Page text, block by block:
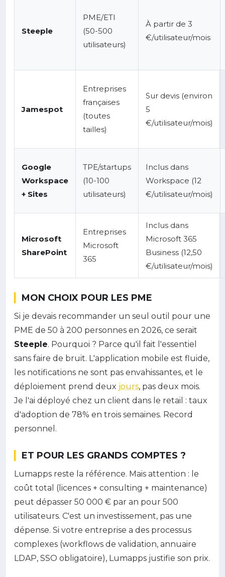
Steeple
PME/ETI
(50-500
utilisateurs)
À partir de 3
€/utilisateur/mois
Jamespot
Entreprises
françaises
(toutes
tailles)
Sur devis (environ
5
€/utilisateur/mois)
Google
Workspace
+ Sites
TPE/startups
(10-100
utilisateurs)
Inclus dans
Workspace (12
€/utilisateur/mois)
Microsoft
SharePoint
Entreprises
Microsoft
365
Inclus dans
Microsoft 365
Business (12,50
€/utilisateur/mois)
MON CHOIX POUR LES PME
Si je devais recommander un seul outil pour une
PME de 50 à 200 personnes en 2026, ce serait
Steeple. Pourquoi ? Parce qu'il fait l'essentiel
sans faire de bruit. L'application mobile est fluide,
les notifications ne sont pas envahissantes, et le
déploiement prend deux jours, pas deux mois.
Je l'ai déployé chez un client dans le retail : taux
d'adoption de 78% en trois semaines. Record
personnel.
ET POUR LES GRANDS COMPTES ?
Lumapps reste la référence. Mais attention : le
coût total (licences + consulting + maintenance)
peut dépasser 50 000 € par an pour 500
utilisateurs. C'est un investissement, pas une
dépense. Si votre entreprise a des processus
complexes (workflows de validation, annuaire
LDAP, SSO obligatoire), Lumapps justifie son prix.